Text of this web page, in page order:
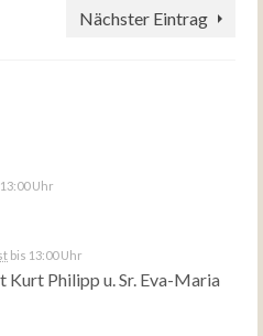
Nächster Eintrag
Uhr
bis 13:00 Uhr
Philipp u. Sr. Eva-Maria